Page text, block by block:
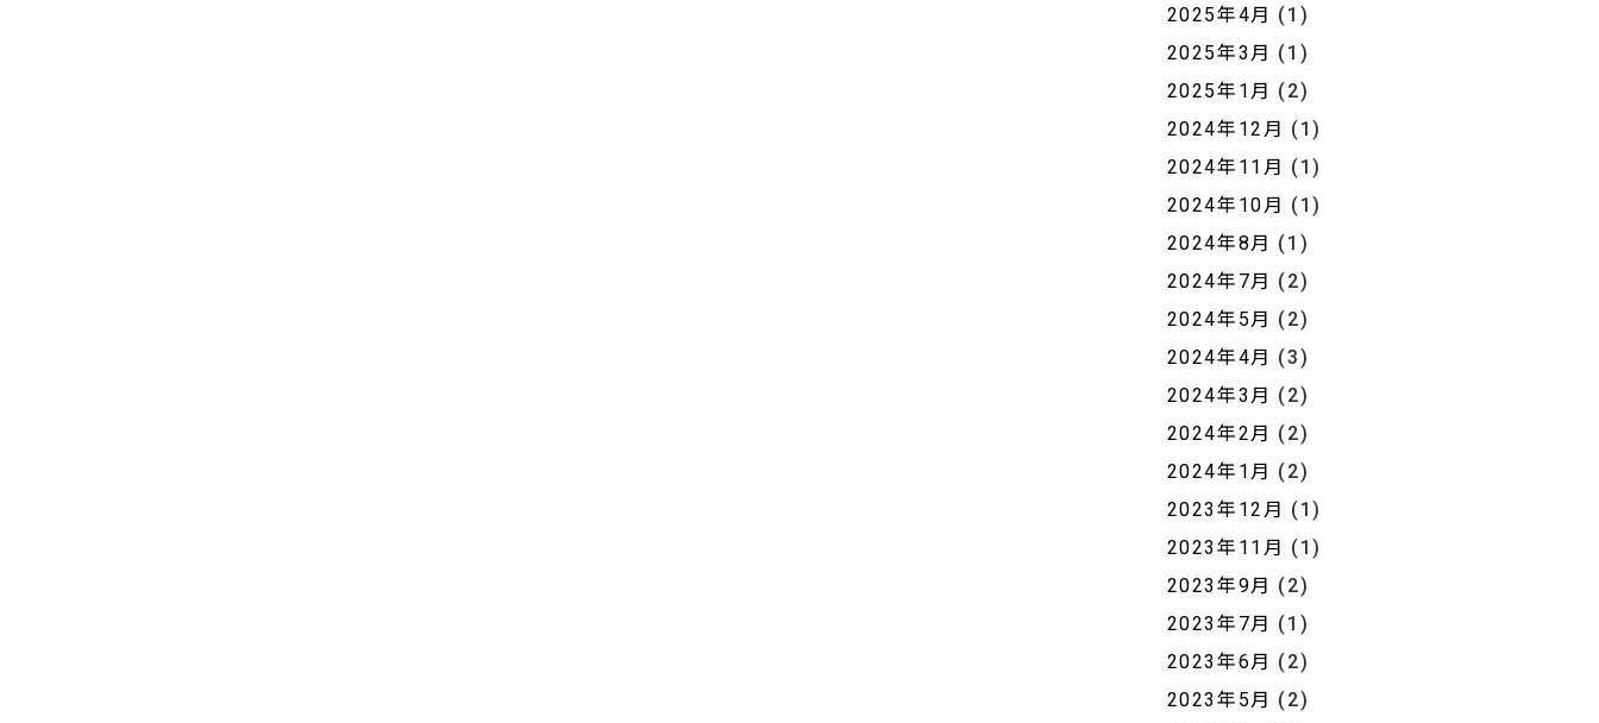
2025年4月 (1)
2025年3月 (1)
2025年1月 (2)
2024年12月 (1)
2024年11月 (1)
2024年10月 (1)
2024年8月 (1)
2024年7月 (2)
2024年5月 (2)
2024年4月 (3)
2024年3月 (2)
2024年2月 (2)
2024年1月 (2)
2023年12月 (1)
2023年11月 (1)
2023年9月 (2)
2023年7月 (1)
2023年6月 (2)
2023年5月 (2)